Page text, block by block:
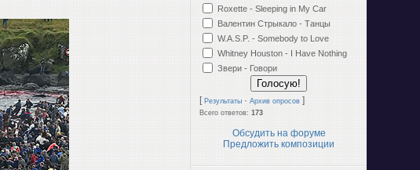
Roxette - Sleeping in My Car
Валентин Стрыкало - Танцы
W.A.S.P. - Somebody to Love
Whitney Houston - I Have Nothing
Звери - Говори
[Результаты ·Архив опросов ]
Всего ответов:173
Обсудить на форуме
Предложить композиции